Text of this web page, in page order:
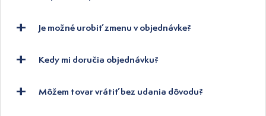
Je možné urobiť zmenu v objednávke?
Kedy mi doručia objednávku?
Môžem tovar vrátiť bez udania dôvodu?